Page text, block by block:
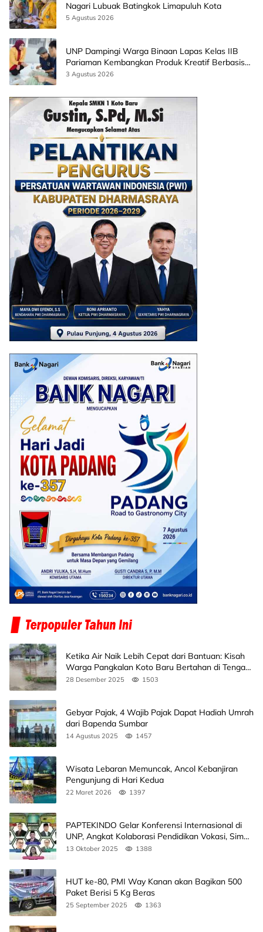
Nagari Lubuak Batingkok Limapuluh Kota
5 Agustus 2026
UNP Dampingi Warga Binaan Lapas Kelas IIB
Pariaman Kembangkan Produk Kreatif Berbasis
AI
3 Agustus 2026
Ketika Air Naik Lebih Cepat dari Bantuan: Kisah
Warga Pangkalan Koto Baru Bertahan di Tengah
Banjir
28 Desember 2025 1503
Gebyar Pajak, 4 Wajib Pajak Dapat Hadiah Umrah
dari Bapenda Sumbar
14 Agustus 2025 1457
Wisata Lebaran Memuncak, Ancol Kebanjiran
Pengunjung di Hari Kedua
22 Maret 2026 1397
PAPTEKINDO Gelar Konferensi Internasional di
UNP, Angkat Kolaborasi Pendidikan Vokasi, Simak
Agendanya
13 Oktober 2025 1388
HUT ke-80, PMI Way Kanan akan Bagikan 500
Paket Berisi 5 Kg Beras
25 September 2025 1363